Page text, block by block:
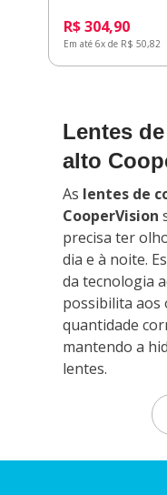
R$ 304,90
Em até 6x de R$ 50,82
Lentes
alto
As lentes de
CooperVision
precisa ter
dia e à noite.
da tecnologia
possibilita aos
quantidade
mantendo a
lentes.